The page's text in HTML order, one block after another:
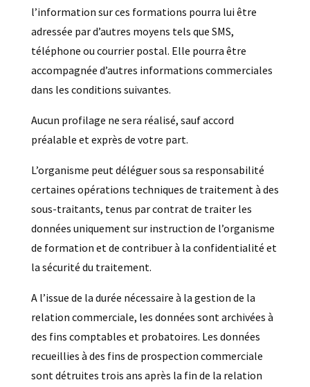
l’information sur ces formations pourra lui être
adressée par d’autres moyens tels que SMS,
téléphone ou courrier postal. Elle pourra être
accompagnée d’autres informations commerciales
dans les conditions suivantes.
Aucun profilage ne sera réalisé, sauf accord
préalable et exprès de votre part.
L’organisme peut déléguer sous sa responsabilité
certaines opérations techniques de traitement à des
sous-traitants, tenus par contrat de traiter les
données uniquement sur instruction de l’organisme
de formation et de contribuer à la confidentialité et
la sécurité du traitement.
A l’issue de la durée nécessaire à la gestion de la
relation commerciale, les données sont archivées à
des fins comptables et probatoires. Les données
recueillies à des fins de prospection commerciale
sont détruites trois ans après la fin de la relation